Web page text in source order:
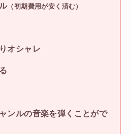
（初期費用が安く済む）
オシャレ
ンルの音楽を弾くことがで